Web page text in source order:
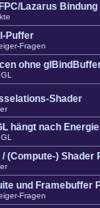
Lazarus Bindung
Puffer
Fragen
ohne
Shader
hängt nach
/ (Compute-)
und Framebuffer
Fragen